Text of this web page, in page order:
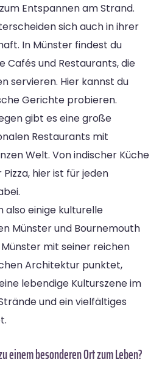
Entspannen am Strand.
sich auch in ihrer
In Münster findest du
Cafés und Restaurants, die
servieren. Hier kannst du
Gerichte probieren.
gibt es eine große
Restaurants mit
Welt. Von indischer Küche
hier ist für jeden
also einige kulturelle
Münster und Bournemouth
mit seiner reichen
Architektur punktet,
lebendige Kulturszene im
und ein vielfältiges
einem besonderen Ort zum Leben?